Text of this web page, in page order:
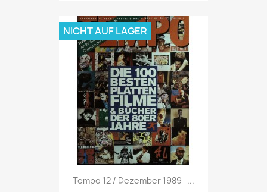
 Vorschau
Tempo 12 / Dezember 1989 -...
NICHT AUF LAGER